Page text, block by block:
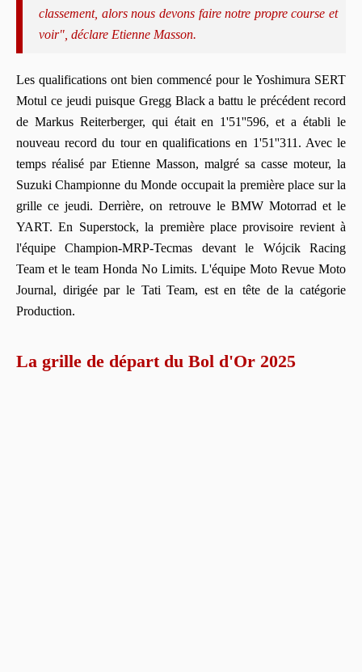
classement, alors nous devons faire notre propre course et
voir", déclare Etienne Masson.
Les qualifications ont bien commencé pour le Yoshimura SERT
Motul ce jeudi puisque Gregg Black a battu le précédent record
de Markus Reiterberger, qui était en 1'51''596, et a établi le
nouveau record du tour en qualifications en 1'51''311. Avec le
temps réalisé par Etienne Masson, malgré sa casse moteur, la
Suzuki Championne du Monde occupait la première place sur la
grille ce jeudi. Derrière, on retrouve le BMW Motorrad et le
YART. En Superstock, la première place provisoire revient à
l'équipe Champion-MRP-Tecmas devant le Wójcik Racing
Team et le team Honda No Limits. L'équipe Moto Revue Moto
Journal, dirigée par le Tati Team, est en tête de la catégorie
Production.
La grille de départ du Bol d'Or 2025